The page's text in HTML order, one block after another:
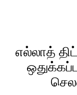
எல்லாத்